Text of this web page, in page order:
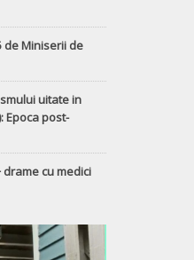
de Miniserii de
uitate in
Epoca post-
drame cu medici